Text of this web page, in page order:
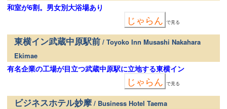
和室が6割。男女別大浴場あり
じゃらん で見る
東横イン武蔵中原駅前 / Toyoko Inn Musashi Nakahara
Ekimae
有名企業の工場が目立つ武蔵中原駅に立地する東横イン
じゃらん で見る
ビジネスホテル妙摩 / Business Hotel Taema